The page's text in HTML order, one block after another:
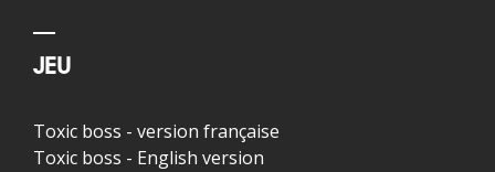
JEU
Toxic boss - version française
Toxic boss - English version